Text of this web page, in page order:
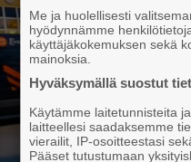
Me ja huolellisesti
hyödynnämme
käyttäjäkokemuksen sekä
mainoksia.
Hyväksymällä suostut
Käytämme laitetunnisteita
laitteellesi saadaksemme
vierailit, IP-osoitteestasi
Pääset tutustumaan